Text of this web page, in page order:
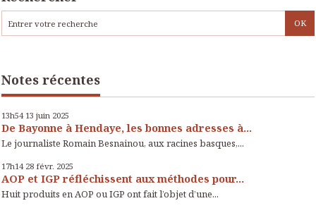
Notes récentes
13h54 13 juin 2025
De Bayonne à Hendaye, les bonnes adresses à...
Le journaliste Romain Besnainou, aux racines basques,...
17h14 28 févr. 2025
AOP et IGP réfléchissent aux méthodes pour...
Huit produits en AOP ou IGP ont fait l’objet d’une...